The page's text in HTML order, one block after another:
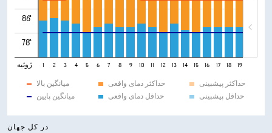
86°
78°
ژوئیه 1 2 3 4 5 6 7 8 9 10 11 12 13 14 15 16 17 18 19
میانگین بالا
میانگین پایین
حداکثر دمای واقعی
حداقل دمای واقعی
حداکثر پیشبینی
حداقل پیشبینی
در کل جهان